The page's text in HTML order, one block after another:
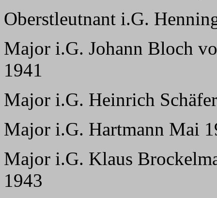
Oberstleutnant i.G.
Major i.G. Johann Bloch
1941
Major i.G. Heinrich
Major i.G. Hartmann Mai
Major i.G. Klaus
1943